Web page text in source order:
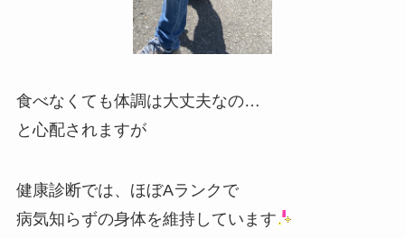
食べなくても体調は大丈夫なの…
と心配されますが
健康診断では、ほぼAランクで
病気知らずの身体を維持しています